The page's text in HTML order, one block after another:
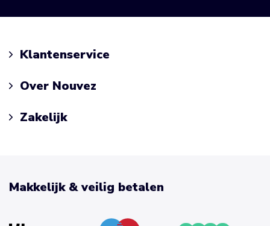
Klantenservice
Over Nouvez
Zakelijk
Makkelijk & veilig betalen